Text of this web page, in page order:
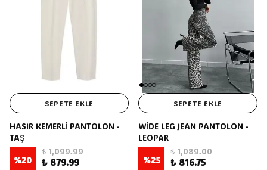
SEPETE EKLE
HASIR KEMERLİ PANTOLON -
TAŞ
%20
₺ 1,099.99
₺ 879.99
SEPETE EKLE
WİDE LEG JEAN PANTOLON -
LEOPAR
%25
₺ 1,089.00
₺ 816.75